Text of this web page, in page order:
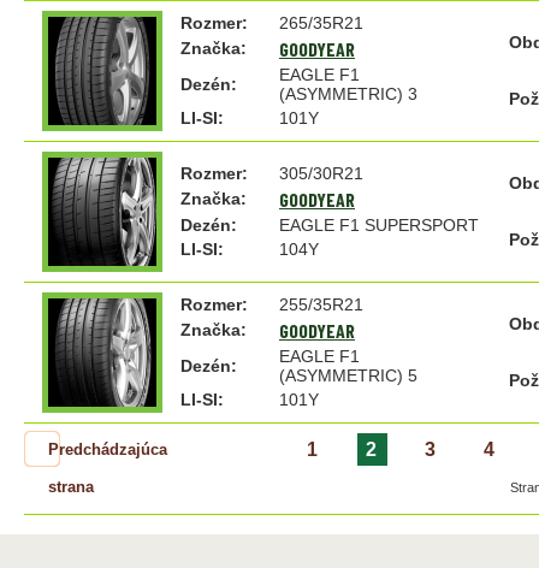
Rozmer:
265/35R21
Značka:
GOODYEAR
Dezén:
EAGLE F1
(ASYMMETRIC) 3
LI-SI:
101Y
Rozmer:
305/30R21
Značka:
GOODYEAR
Dezén:
EAGLE F1 SUPERSPORT
LI-SI:
104Y
Rozmer:
255/35R21
Značka:
GOODYEAR
Dezén:
EAGLE F1
(ASYMMETRIC) 5
LI-SI:
101Y
Predchádzajúca
strana
1 2 3 4